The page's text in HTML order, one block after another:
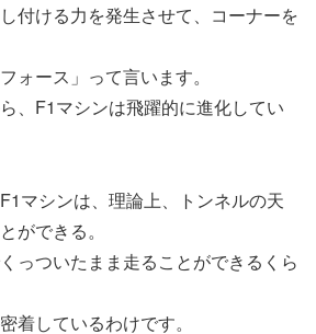
付ける力を発生させて、コーナーを
ォース」って言います。
、F1マシンは飛躍的に進化してい
マシンは、理論上、トンネルの天
ができる。
っついたまま走ることができるくら
着しているわけです。